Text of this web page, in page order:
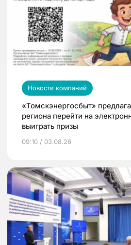
Новости компаний
«Томскэнергосбыт»
региона перейти на
выиграть призы
09:10 / 03.08.26